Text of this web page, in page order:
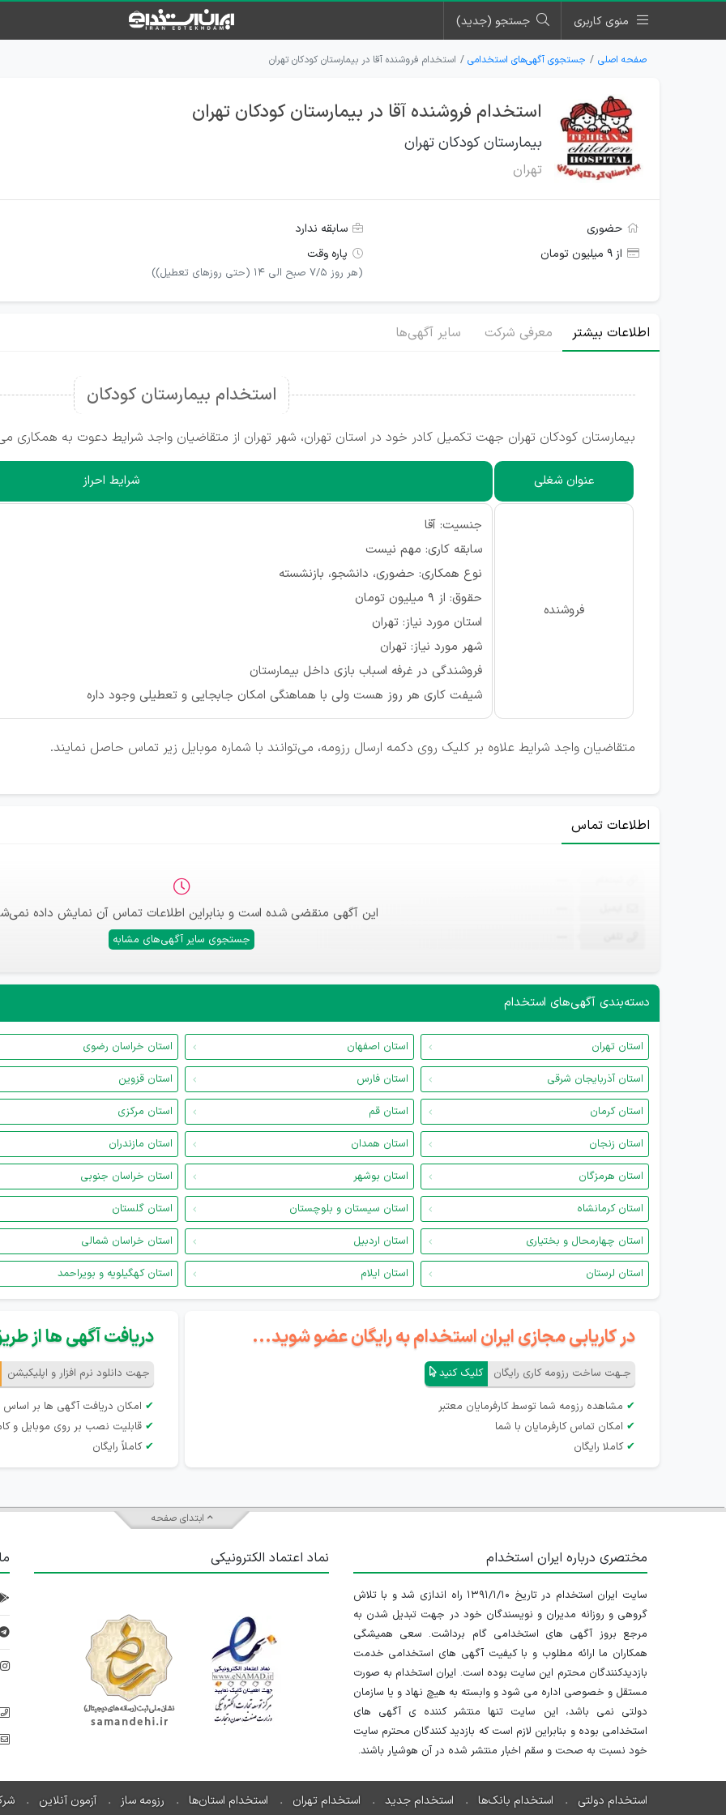
منوی کاربری جستجو (جدید)
صفحه اصلی جستجوی آگهی‌های استخدامی استخدام فروشنده آقا در بيمارستان كودكان تهران
استخدام فروشنده آقا در بيمارستان كودكان تهران
بیمارستان کودکان تهران
تهران
حضوری
سابقه ندارد
از ۹ میلیون تومان
پاره وقت
(هر روز 7/5 صبح الی 14 (حتی روزهای تعطيل))
اطلاعات بیشتر معرفی شرکت سایر آگهی‌ها
استخدام بيمارستان كودكان
بیمارستان كودكان تهران جهت تکمیل کادر خود در استان تهران، شهر تهران از متقاضیان واجد شرایط دعوت به همکاری
عنوان شغلی شرایط احراز
فروشنده
جنسیت: آقا
سابقه کاری: مهم نیست
نوع همکاری: حضوری، دانشجو، بازنشسته
حقوق: از ۹ میلیون تومان
استان مورد نیاز: تهران
شهر مورد نیاز: تهران
فروشندگی در غرفه اسباب بازی داخل بیمارستان
شیفت كاری هر روز هست ولی با هماهنگی امكان جابجایی و تعطیلی وجود داره
متقاضیان واجد شرایط علاوه بر کلیک روی دکمه ارسال رزومه، می‌توانند با شماره موبایل زیر تماس حاصل نمایند.
اطلاعات تماس
این آگهی منقضی شده است و بنابراین اطلاعات تماس آن نمایش داده
جستجوی سایر آگهی‌های مشابه
دسته‌بندی آگهی‌های استخدام
استان تهران استان اصفهان
استان خراسان رضوی
استان آذربایجان شرقی
استان فارس
استان قزوین
استان کرمان
استان قم
استان مرکزی
استان زنجان
استان همدان
استان مازندران
استان هرمزگان
استان بوشهر
استان خراسان جنوبی
استان کرمانشاه
استان سیستان و بلوچستان
استان گلستان
استان چهارمحال و بختیاری
استان اردبیل
استان خراسان شمالی
استان لرستان
استان ایلام استان کهگیلویه و بویراحمد
در کاریابی مجازی ایران استخدام به رایگان عضو شوید...
جـهت ساخت رزومه کاری رایگان کلیک کنید
✔ مشاهده رزومه شما توسط کارفرمایان معتبر
✔ امکان تماس کارفرمایان با شما
✔ کاملا رایگان
دریافت آگهی ها از
جهت دانلود نرم افزار و اپلیکیشن
✔ امکان دریافت آگهی ها بر
✔ قابلیت نصب بر روی موبایل و
✔ کاملاً رایگان
ابتدای صفحه
مختصری درباره ایران استخدام
سایت ایران استخدام در تاریخ ۱۳۹۱/۱/۱۰ راه اندازی شد و با تلاش
گروهی و روزانه مدیران و نویسندگان خود در جهت تبدیل شدن به
مرجع بروز آگهی های استخدامی گام برداشت. سعی همیشگی
همکاران ما ارائه مطلوب و با کیفیت آگهی های استخدامی خدمت
بازدیدکنندگان محترم این سایت بوده است. ایران استخدام به صورت
مستقل و خصوصی اداره می شود و وابسته به هیچ نهاد و یا سازمان
دولتی نمی باشد، این سایت تنها منتشر کننده ی آگهی های
استخدامی بوده و بنابراین لازم است که بازدید کنندگان محترم سایت
خود نسبت به صحت و سقم اخبار منتشر شده در آن هوشیار باشند.
نماد اعتماد الکترونیکی
استخدام دولتی استخدام بانک‌ها استخدام جدید استخدام تهران استخدام استان‌ها رزومه ساز آزمون آنلاین